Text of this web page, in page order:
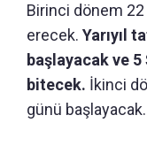
Birinci dönem
erecek. Yarıyıl
başlayacak ve
bitecek. İkinci
günü başlayacak.